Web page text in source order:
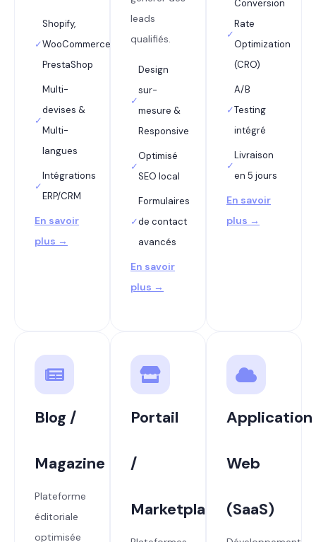
✓
Shopify,
WooCommerce,
PrestaShop
✓
Multi-
devises &
Multi-
langues
✓
Intégrations
ERP/CRM
En savoir
plus →
leads
qualifiés.
✓
Design
sur-
mesure &
Responsive
✓
Optimisé
SEO local
✓
Formulaires
de contact
avancés
En savoir
plus →
✓
Conversion
Rate
Optimization
(CRO)
✓
A/B
Testing
intégré
✓
Livraison
en 5 jours
En savoir
plus →
Blog /
Magazine
Plateforme
éditoriale
optimisée
Portail
/
Marketplace
Application
Web
(SaaS)